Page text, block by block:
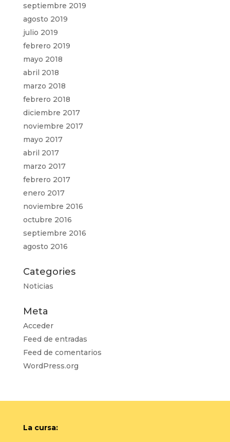
septiembre 2019
agosto 2019
julio 2019
febrero 2019
mayo 2018
abril 2018
marzo 2018
febrero 2018
diciembre 2017
noviembre 2017
mayo 2017
abril 2017
marzo 2017
febrero 2017
enero 2017
noviembre 2016
octubre 2016
septiembre 2016
agosto 2016
Categories
Noticias
Meta
Acceder
Feed de entradas
Feed de comentarios
WordPress.org
La cursa: